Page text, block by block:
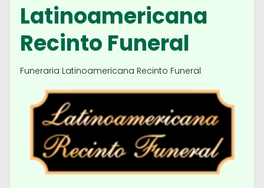
Latinoamericana
Recinto Funeral
Funeraria Latinoamericana Recinto Funeral